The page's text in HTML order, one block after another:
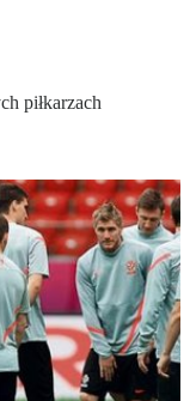
pił­ka­rzach